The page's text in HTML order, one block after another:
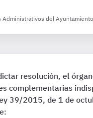
del
resolución, el
complementarias
39/2015, de 1 de